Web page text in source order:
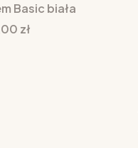
Basic biała
zł